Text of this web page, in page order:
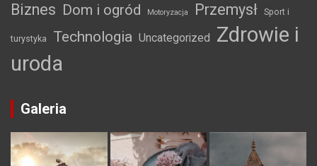
Biznes Dom i ogród Motoryzacja Przemysł Sport i
turystyka Technologia Uncategorized
Zdrowie i
uroda
Galeria